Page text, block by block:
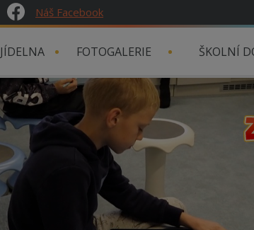
Náš Facebook
JÍDELNA FOTOGALERIE ŠKOLNÍ